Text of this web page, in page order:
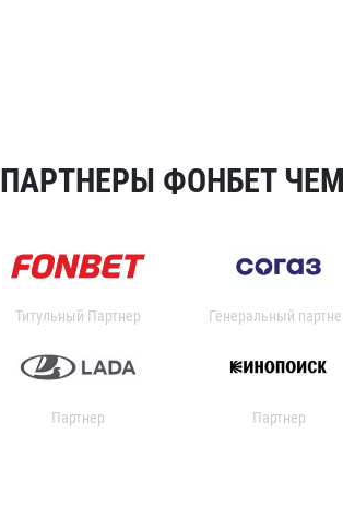
ПАРТНЕРЫ ФОНБЕТ
Титульный Партнер Генеральный
Партнер Партнер